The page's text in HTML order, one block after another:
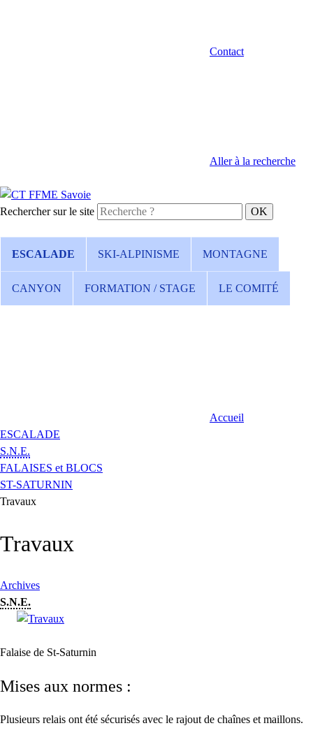
Contact
Aller à la recherche
Rechercher sur le site
ESCALADE SKI-ALPINISME MONTAGNE
CANYON FORMATION / STAGE LE COMITÉ
Accueil
ESCALADE
S.N.E.
FALAISES et BLOCS
ST-SATURNIN
Travaux
Travaux
Archives
S.N.E.
Falaise de St-Saturnin
Mises aux normes :
Plusieurs relais ont été sécurisés avec le rajout de chaînes et maillons.